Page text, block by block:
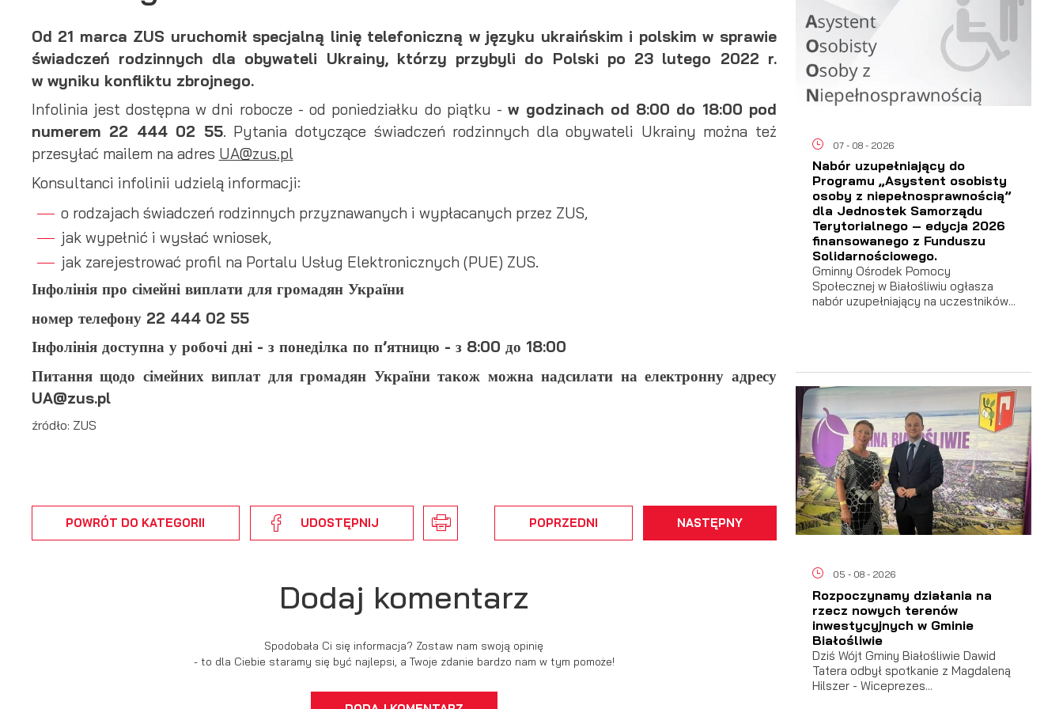
Od 21 marca ZUS uruchomił specjalną linię telefoniczną w języku ukraińskim i polskim w sprawie
świadczeń rodzinnych dla obywateli Ukrainy, którzy przybyli do Polski po 23 lutego 2022 r.
w wyniku konfliktu zbrojnego.
Infolinia jest dostępna w dni robocze - od poniedziałku do piątku -w godzinach od 8:00 do 18:00 pod
numerem 22 444 02 55. Pytania dotyczące świadczeń rodzinnych dla obywateli Ukrainy można też
przesyłać mailem na adres UA@zus.pl
Konsultanci infolinii udzielą informacji:
o rodzajach świadczeń rodzinnych przyznawanych i wypłacanych przez ZUS,
jak wypełnić i wysłać wniosek,
jak zarejestrować profil na Portalu Usług Elektronicznych (PUE) ZUS.
Інфолінія про сімейні виплати для громадян України
номер телефону 22 444 02 55
Інфолінія доступна у робочі дні - з понеділка по п’ятницю - з 8:00 до 18:00
Питання щодо сімейних виплат для громадян України також можна надсилати на електронну адресу
UA@zus.pl
źródło: ZUS
POWRÓT DO KATEGORII UDOSTĘPNIJ POPRZEDNI NASTĘPNY
Dodaj komentarz
Spodobała Ci się informacja? Zostaw nam swoją opinię
- to dla Ciebie staramy się być najlepsi, a Twoje zdanie bardzo nam w tym pomoże!
07 - 08 - 2026
Nabór uzupełniający do
Programu „Asystent osobisty
osoby z niepełnosprawnością”
dla Jednostek Samorządu
Terytorialnego – edycja 2026
finansowanego z Funduszu
Solidarnościowego.
Gminny Ośrodek Pomocy
Społecznej w Białośliwiu ogłasza
nabór uzupełniający na uczestników...
05 - 08 - 2026
Rozpoczynamy działania na
rzecz nowych terenów
inwestycyjnych w Gminie
Białośliwie
Dziś Wójt Gminy Białośliwie Dawid
Tatera odbył spotkanie z Magdaleną
Hilszer - Wiceprezes...
Niezbędne
Pliki cookies odpowiadają na podejmowane przez Ciebie działania w celu m.in.
dostosowania Twoich ustawień preferencji prywatności, logowania czy wypełniania
Więcej
Funkcjonalne i personalizacyjne